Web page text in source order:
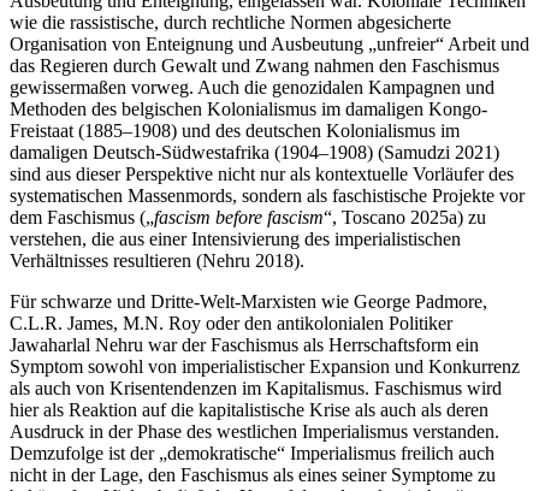
wie die rassistische, durch rechtliche Normen abgesicherte
Organisation von Enteignung und Ausbeutung „unfreier“ Arbeit und
das Regieren durch Gewalt und Zwang nahmen den Faschismus
gewissermaßen vorweg. Auch die genozidalen Kampagnen und
Methoden des belgischen Kolonialismus im damaligen Kongo-
Freistaat (1885–1908) und des deutschen Kolonialismus im
damaligen Deutsch-Südwestafrika (1904–1908) (Samudzi 2021)
sind aus dieser Perspektive nicht nur als kontextuelle Vorläufer des
systematischen Massenmords, sondern als faschistische Projekte vor
dem Faschismus („fascism before fascism“, Toscano 2025a) zu
verstehen, die aus einer Intensivierung des imperialistischen
Verhältnisses resultieren (Nehru 2018).
Für schwarze und Dritte-Welt-Marxisten wie George Padmore,
C.L.R. James, M.N. Roy oder den antikolonialen Politiker
Jawaharlal Nehru war der Faschismus als Herrschaftsform ein
Symptom sowohl von imperialistischer Expansion und Konkurrenz
als auch von Krisentendenzen im Kapitalismus. Faschismus wird
hier als Reaktion auf die kapitalistische Krise als auch als deren
Ausdruck in der Phase des westlichen Imperialismus verstanden.
Demzufolge ist der „demokratische“ Imperialismus freilich auch
nicht in der Lage, den Faschismus als eines seiner Symptome zu